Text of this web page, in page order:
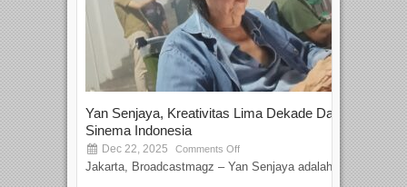
Yan Senjaya, Kreativitas Lima Dekade Dalam
Sinema Indonesia
Dec 22, 2025 Comments Off
Jakarta, Broadcastmagz – Yan Senjaya adalah...